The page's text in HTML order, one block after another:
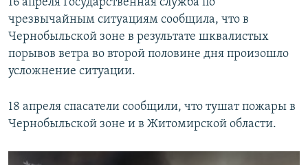
чрезвычайным ситуациям сообщила, что в
Чернобыльской зоне в результате шквалистых
порывов ветра во второй половине дня произошло
усложнение ситуации.
18 апреля спасатели сообщили, что тушат пожары в
Чернобыльской зоне и в Житомирской области.